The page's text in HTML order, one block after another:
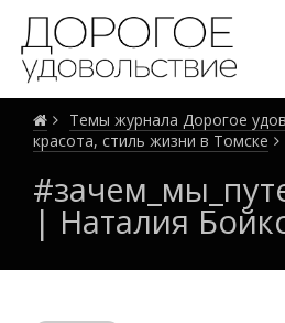
Темы журнала Дорогое
красота, стиль жизни в Томске
| Наталия